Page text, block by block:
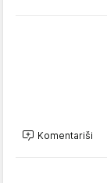
Komentariši